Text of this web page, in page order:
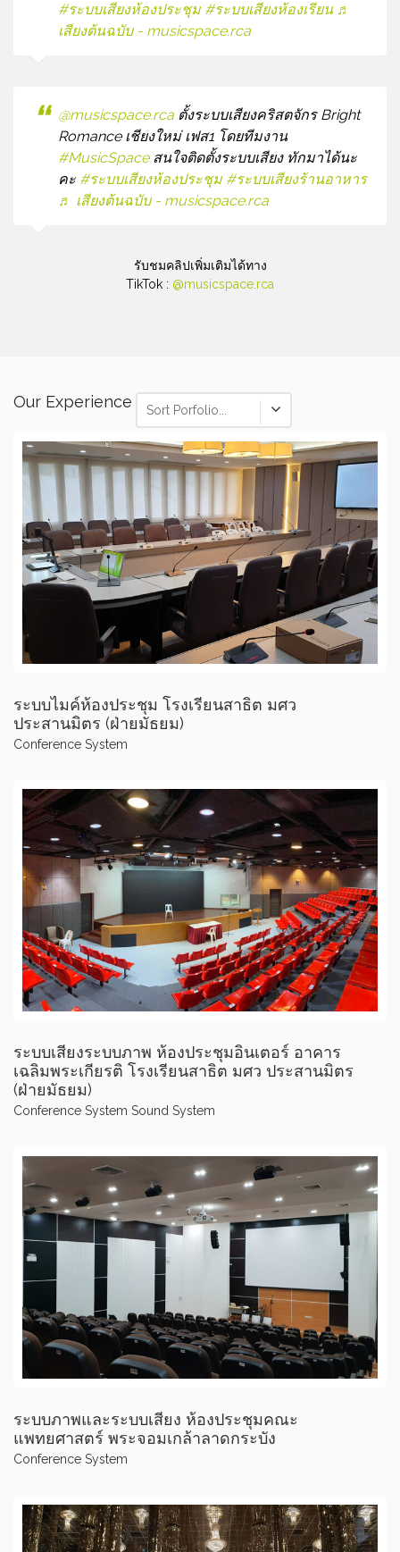
#ระบบเสียงห้องประชุม #ระบบเสียงห้องเรียน ♬
เสียงต้นฉบับ - musicspace.rca
@musicspace.rca ตั้งระบบเสียงคริสตจักร Bright
Romance เชียงใหม่ เฟส1 โดยทีมงาน
#MusicSpaceสนใจติดตั้งระบบเสียง ทักมาได้นะ
คะ #ระบบเสียงห้องประชุม #ระบบเสียงร้านอาหาร
♬ เสียงต้นฉบับ - musicspace.rca
รับชมคลิปเพิ่มเติมได้ทาง
TikTok : @musicspace.rca
Our Experience Sort Porfolio...
ระบบไมค์ห้องประชุม โรงเรียนสาธิต มศว
ประสานมิตร (ฝ่ายมัธยม)
Conference System
ระบบเสียงระบบภาพ ห้องประชุมอินเตอร์ อาคาร
เฉลิมพระเกียรติ โรงเรียนสาธิต มศว ประสานมิตร
(ฝ่ายมัธยม)
Conference System Sound System
ระบบภาพและระบบเสียง ห้องประชุมคณะ
แพทยศาสตร์ พระจอมเกล้าลาดกระบัง
Conference System